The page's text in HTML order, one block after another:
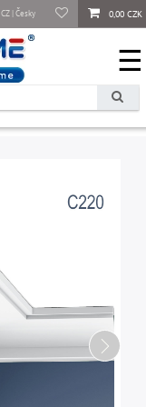
0,00 CZK
CZ | Česky
☰